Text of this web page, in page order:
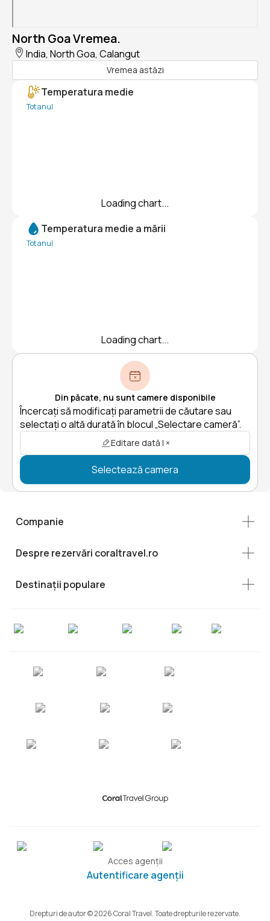
North Goa Vremea.
India, North Goa, Calangut
Vremea astăzi
Temperatura medie
Tot anul
Loading chart...
Temperatura medie a mării
Tot anul
Loading chart...
Din păcate, nu sunt camere disponibile
Încercați să modificați parametrii de căutare sau
selectați o altă durată în blocul „Selectare cameră”.
Editare dată | ×
Selectează camera
Companie
Despre rezervări coraltravel.ro
Destinații populare
Acces agenții
Autentificare agenții
Drepturi de autor © 2026 Coral Travel. Toate drepturile rezervate.